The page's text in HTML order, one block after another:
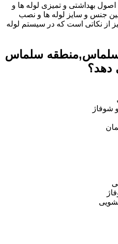
بهداشتی و تمیزی لوله ها و
جنس و سایز لوله ها و نصب
از نکاتی است که در سیستم لوله
سلماس,منطقه سلماس
دهد؟
شوفاژ